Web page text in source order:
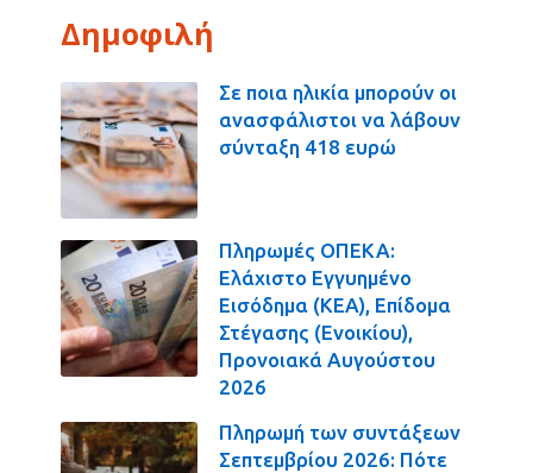
Δημοφιλή
Σε ποια ηλικία μπορούν οι
ανασφάλιστοι να λάβουν
σύνταξη 418 ευρώ
Πληρωμές ΟΠΕΚΑ:
Ελάχιστο Εγγυημένο
Εισόδημα (ΚΕΑ), Επίδομα
Στέγασης (Ενοικίου),
Προνοιακά Αυγούστου
2026
Πληρωμή των συντάξεων
Σεπτεμβρίου 2026: Πότε